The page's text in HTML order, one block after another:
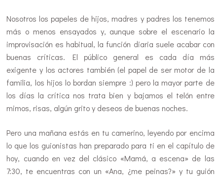
Nosotros los papeles de hijos, madres y padres los tenemos
más o menos ensayados y, aunque sobre el escenario la
improvisación es habitual, la función diaria suele acabar con
buenas críticas. El público general es cada día más
exigente y los actores también (el papel de ser motor de la
familia, los hijos lo bordan siempre :) pero la mayor parte de
los días la crítica nos trata bien y bajamos el telón entre
mimos, risas, algún grito y deseos de buenas noches.
Pero una mañana estás en tu camerino, leyendo por encima
lo que los guionistas han preparado para ti en el capítulo de
hoy, cuando en vez del clásico «Mamá, a escena» de las
7:30, te encuentras con un «Ana, ¿me peinas?» y tu guión